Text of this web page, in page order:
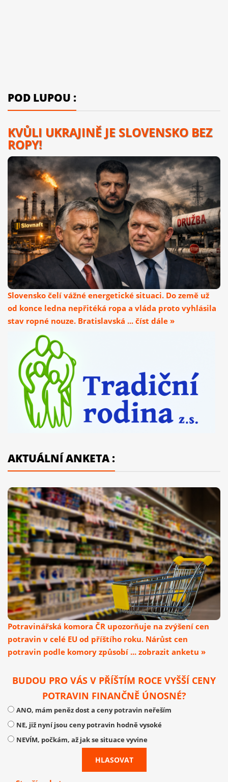
POD LUPOU :
KVŮLI UKRAJINĚ JE SLOVENSKO BEZ
ROPY!
Slovensko čelí vážné energetické situaci. Do země už
od konce ledna nepřitéká ropa a vláda proto vyhlásila
stav ropné nouze. Bratislavská ... číst dále »
AKTUÁLNÍ ANKETA :
Potravinářská komora ČR upozorňuje na zvýšení cen
potravin v celé EU od příštího roku. Nárůst cen
potravin podle komory způsobí ... zobrazit anketu »
BUDOU PRO VÁS V PŘÍŠTÍM ROCE VYŠŠÍ CENY
POTRAVIN FINANČNĚ ÚNOSNÉ?
ANO, mám peněz dost a ceny potravin neřeším
NE, již nyní jsou ceny potravin hodně vysoké
NEVÍM, počkám, až jak se situace vyvine